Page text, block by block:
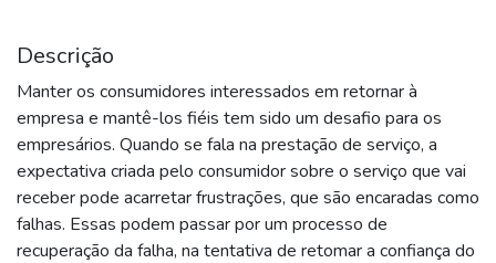
Descrição
Manter os consumidores interessados em retornar à
empresa e mantê-los fiéis tem sido um desafio para os
empresários. Quando se fala na prestação de serviço, a
expectativa criada pelo consumidor sobre o serviço que vai
receber pode acarretar frustrações, que são encaradas como
falhas. Essas podem passar por um processo de
recuperação da falha, na tentativa de retomar a confiança do